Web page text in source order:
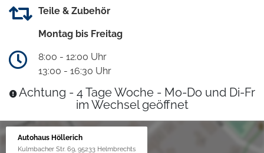
Teile & Zubehör
Montag bis Freitag
8:00 - 12:00 Uhr
13:00 - 16:30 Uhr
Achtung - 4 Tage Woche - Mo-Do und Di-Fr
im Wechsel geöffnet
Autohaus Höllerich
Kulmbacher Str. 69, 95233 Helmbrechts